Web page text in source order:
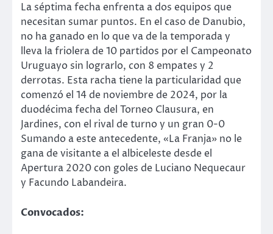
La séptima fecha enfrenta a dos equipos que
necesitan sumar puntos. En el caso de Danubio,
no ha ganado en lo que va de la temporada y
lleva la friolera de 10 partidos por el Campeonato
Uruguayo sin lograrlo, con 8 empates y 2
derrotas. Esta racha tiene la particularidad que
comenzó el 14 de noviembre de 2024, por la
duodécima fecha del Torneo Clausura, en
Jardines, con el rival de turno y un gran 0-0
Sumando a este antecedente, «La Franja» no le
gana de visitante a el albiceleste desde el
Apertura 2020 con goles de Luciano Nequecaur
y Facundo Labandeira.
Convocados: